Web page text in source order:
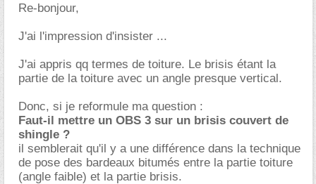
Re-bonjour,
J'ai l'impression d'insister ...
J'ai appris qq termes de toiture. Le brisis étant la
partie de la toiture avec un angle presque vertical.
Donc, si je reformule ma question :
Faut-il mettre un OBS 3 sur un brisis couvert de
shingle ?
il semblerait qu'il y a une différence dans la technique
de pose des bardeaux bitumés entre la partie toiture
(angle faible) et la partie brisis.